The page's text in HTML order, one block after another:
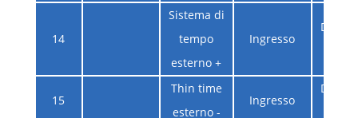
14
Sistema di
tempo
esterno +
Ingresso
15
Thin time
esterno -
Ingresso